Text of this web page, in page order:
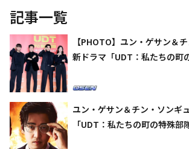
記事一覧
【PHOTO】ユン・ゲサン＆
新ドラマ「UDT：私たちの町
ユン・ゲサン＆チン・ソンギ
「UDT：私たちの町の特殊部